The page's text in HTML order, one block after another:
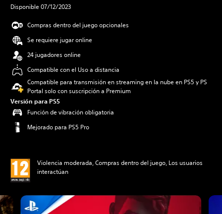
Disponible 07/12/2023
Compras dentro del juego opcionales
Se requiere jugar online
24 jugadores online
Compatible con el Uso a distancia
Compatible para transmisión en streaming en la nube en PS5 y PS
Portal solo con suscripción a Premium
Versión para PS5
Función de vibración obligatoria
Mejorado para PS5 Pro
Violencia moderada, Compras dentro del juego, Los usuarios
interactúan